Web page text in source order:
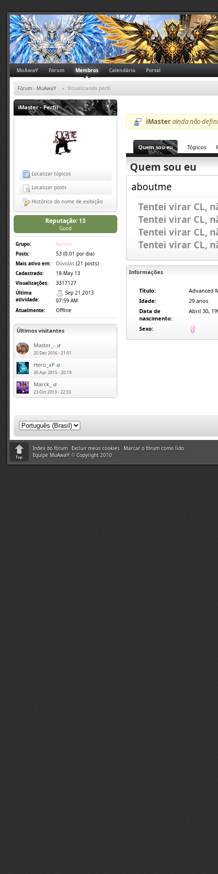
MuAwaY Fórum Membros Calendário Portal
Fórum - MuAwaY » Visualizando perfil
iMaster- Perfil
Localizar tópicos
Localizar posts
Histórico do nome de exibição
Reputação: 13
Good
Grupo:
Banido
Posts:
53 (0.01 por dia)
Mais ativo em:
Dúvidas(21 posts)
Cadastrado:
18-May 13
Visualizações:
3317127
Última
atividade:
Sep 21 2013
07:59 AM
Atualmente:
Offline
Últimos visitantes
Master_-
20 Dec 2016 - 21:01
Hero_xP
30 Apr 2015 - 20:19
Marck_
23 Oct 2013 - 22:33
iMasterainda não
Quem sou eu Tópicos
Quem sou eu
aboutme
Tentei virar CL,
Tentei virar CL,
Tentei virar CL,
Tentei virar CL,
Informações
Título:
Advanced
Idade:
29 anos
Data de
nascimento:
Abril 30,
Sexo:
Index do fórum Excluir meus cookies
Marcar o fórum como lido
Equipe MuAwaY © Copyright 2010